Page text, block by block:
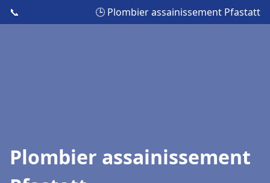
📞 🕒 Plombier assainissement Pfastatt
Plombier assainissement